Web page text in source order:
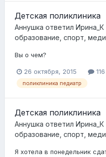
Детская поликлиника
Аннушка ответил Ирина_К
образование, спорт,
Вы о чем?
26 октября, 2015
поликлиника педиатр
Детская поликлиника
Аннушка ответил Ирина_К
образование, спорт,
Я хотела в понедельник